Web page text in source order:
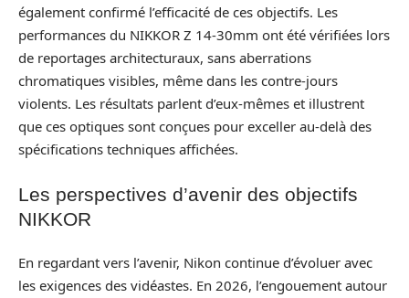
également confirmé l’efficacité de ces objectifs. Les
performances du NIKKOR Z 14-30mm ont été vérifiées lors
de reportages architecturaux, sans aberrations
chromatiques visibles, même dans les contre-jours
violents. Les résultats parlent d’eux-mêmes et illustrent
que ces optiques sont conçues pour exceller au-delà des
spécifications techniques affichées.
Les perspectives d’avenir des objectifs
NIKKOR
En regardant vers l’avenir, Nikon continue d’évoluer avec
les exigences des vidéastes. En 2026, l’engouement autour